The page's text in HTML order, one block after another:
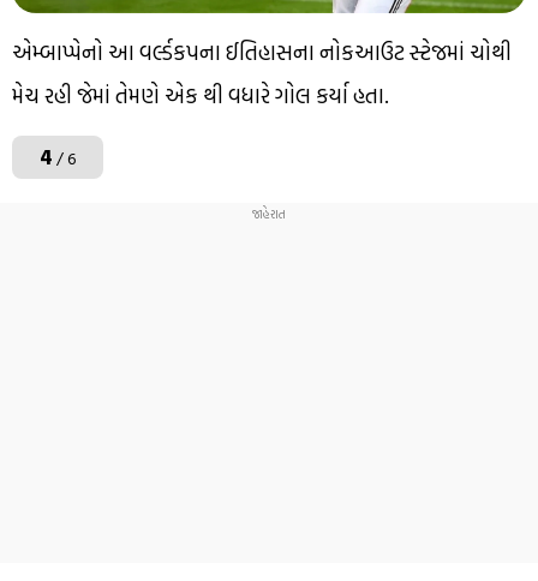
એમ્બાપ્પેનો આ વર્લ્ડકપના ઈતિહાસના નોકઆઉટ સ્ટેજમાં ચોથી
મેચ રહી જેમાં તેમણે એક થી વધારે ગોલ કર્યા હતા.
4/ 6